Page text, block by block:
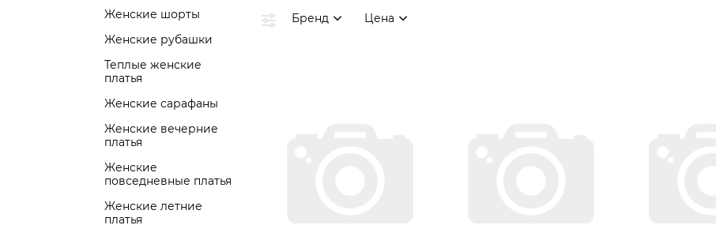
Женские шорты
Женские рубашки
Теплые женские
платья
Женские сарафаны
Женские вечерние
платья
Женские
повседневные платья
Женские летние
платья
Бренд Цена